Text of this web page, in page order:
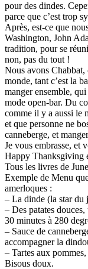
pour des dindes.
parce que c’est trop
Après, est-ce que
Washington, John
tradition, pour se
non, pas du tout !
Nous avons Chabbat,
monde, tant c’est la
manger ensemble,
mode open-bar. Du
comme il y a aussi le
et que personne ne
canneberge, et
Je vous embrasse, et
Happy Thanksgiving
Tous les livres de
Exemple de Menu
amerloques :
– La dinde (la star du
– Des patates
30 minutes à 280
– Sauce de
accompagner la
– Tartes aux
Bisous doux.